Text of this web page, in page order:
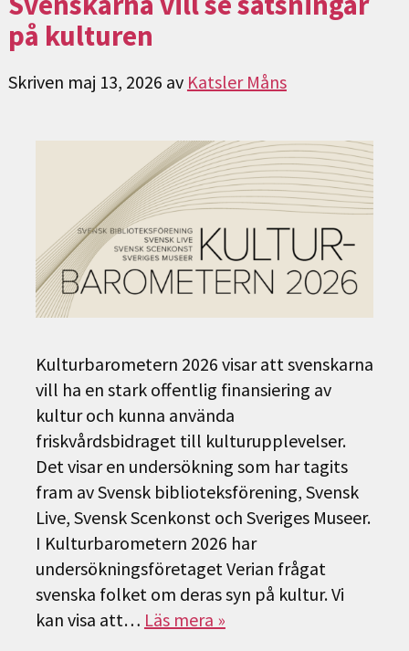
på kulturen
Skriven maj 13, 2026 av Katsler Måns
Kulturbarometern 2026 visar att svenskarna
vill ha en stark offentlig finansiering av
kultur och kunna använda
friskvårdsbidraget till kulturupplevelser.
Det visar en undersökning som har tagits
fram av Svensk biblioteksförening, Svensk
Live, Svensk Scenkonst och Sveriges Museer.
I Kulturbarometern 2026 har
undersökningsföretaget Verian frågat
svenska folket om deras syn på kultur. Vi
kan visa att… Läs mera »